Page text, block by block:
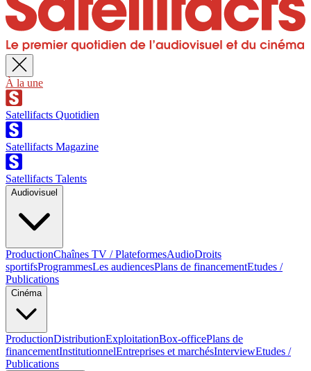
À la une
Satellifacts Quotidien
Satellifacts Magazine
Satellifacts Talents
Audiovisuel
ProductionChaînes TV / PlateformesAudioDroits
sportifsProgrammesLes audiencesPlans de financementEtudes /
Publications
Cinéma
ProductionDistributionExploitationBox-officePlans de
financementInstitutionnelEntreprises et marchésInterviewEtudes /
Publications